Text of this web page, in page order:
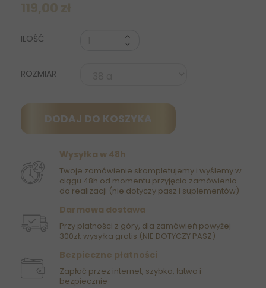
ILOŚĆ
ROZMIAR
DODAJ DO KOSZYKA
Wysyłka w 48h
Twoje zamówienie skompletujemy i wyślemy w
ciągu 48h od momentu przyjęcia zamówienia
do realizacji (nie dotyczy pasz i suplementów)
Darmowa dostawa
Przy płatności z góry, dla zamówień powyżej
300zł, wysyłka gratis (NIE DOTYCZY PASZ)
Bezpieczne płatności
Zapłać przez internet, szybko, łatwo i
bezpiecznie